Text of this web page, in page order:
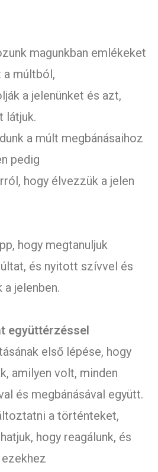
magunkban emlékeket
múltból,
a jelenünket és azt,
látjuk.
a múlt megbánásaihoz
pedig
hogy élvezzük a jelen
hogy megtanuljuk
és nyitott szívvel és
a jelenben.
együttérzéssel
első lépése, hogy
amilyen volt, minden
és megbánásával együtt.
a történteket,
hogy reagálunk, és